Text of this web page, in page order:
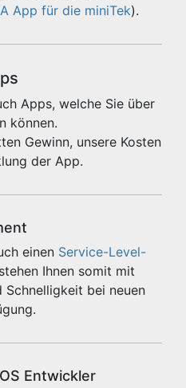
App für die miniTek).
Apps, welche Sie über
können.
Gewinn, unsere Kosten
der App.
einen Service-Level-
Ihnen somit mit
Schnelligkeit bei neuen
Entwickler